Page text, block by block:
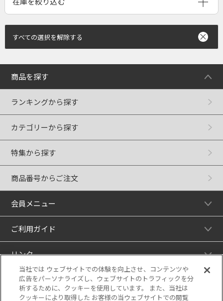
すべての選択を解除する
商品を探す
ランキングから探す
カテゴリーから探す
特集から探す
商品番号からご注文
会員メニュー
ご利用ガイド
リンク
当社では ウェブサイトでの体験を向上させ、コンテンツや
広告をパーソナライズし、ウェブサイトのトラフィックを分
析するために、クッキーを使用しています。 また、当社は
クッキーにより取得した お客様の当ウェブサイトでの閲覧